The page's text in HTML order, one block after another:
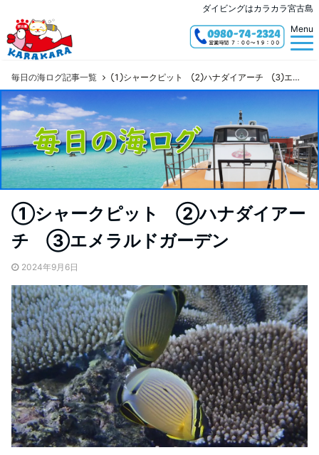
ダイビングはカラカラ宮古島
Menu
毎日の海ログ記事一覧 ①シャークピット ②ハナダイアーチ ③エメラルドガーデン
①シャークピット ②ハナダイアー
チ ③エメラルドガーデン
2024年9月6日